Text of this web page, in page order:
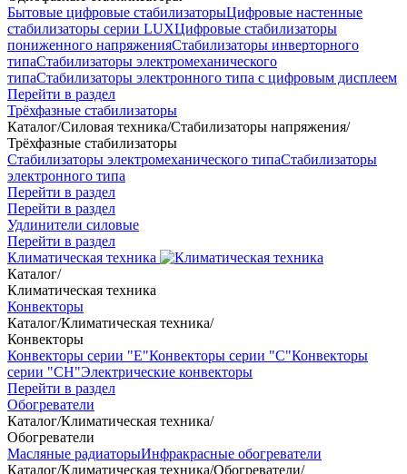
Бытовые цифровые стабилизаторыЦифровые настенные
стабилизаторы серии LUXЦифровые стабилизаторы
пониженного напряженияСтабилизаторы инверторного
типаСтабилизаторы электромеханического
типаСтабилизаторы электронного типа с цифровым дисплеем
Перейти в раздел
Трёхфазные стабилизаторы
Каталог/Силовая техника/Стабилизаторы напряжения/
Трёхфазные стабилизаторы
Стабилизаторы электромеханического типаСтабилизаторы
электронного типа
Перейти в раздел
Перейти в раздел
Удлинители силовые
Перейти в раздел
Климатическая техника
Каталог/
Климатическая техника
Конвекторы
Каталог/Климатическая техника/
Конвекторы
Конвекторы серии "Е"Конвекторы серии "С"Конвекторы
серии "СН"Электрические конвекторы
Перейти в раздел
Обогреватели
Каталог/Климатическая техника/
Обогреватели
Масляные радиаторыИнфракрасные обогреватели
Каталог/Климатическая техника/Обогреватели/